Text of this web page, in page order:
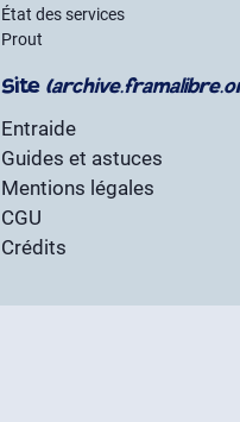
État des services
Prout
Site
Entraide
Guides et astuces
Mentions légales
CGU
Crédits